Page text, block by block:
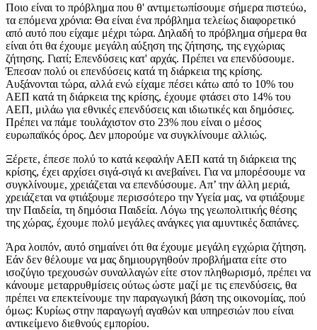
Ποιο είναι το πρόβλημα που θ' αντιμετωπίσουμε σήμερα πιστεύω,
τα επόμενα χρόνια: Θα είναι ένα πρόβλημα τελείως διαφορετικό
από αυτό που είχαμε μέχρι τώρα. Δηλαδή το πρόβλημα σήμερα θα
είναι ότι θα έχουμε μεγάλη αύξηση της ζήτησης, της εγχώριας
ζήτησης. Γιατί; Επενδύσεις κατ' αρχάς. Πρέπει να επενδύσουμε.
Έπεσαν πολύ οι επενδύσεις κατά τη διάρκεια της κρίσης.
Αυξάνονται τώρα, αλλά ενώ είχαμε πέσει κάτω από το 10% του
ΑΕΠ κατά τη διάρκεια της κρίσης, έχουμε φτάσει στο 14% του
ΑΕΠ, μιλάω για εθνικές επενδύσεις και ιδιωτικές και δημόσιες.
Πρέπει να πάμε τουλάχιστον στο 23% που είναι ο μέσος
ευρωπαϊκός όρος. Δεν μπορούμε να συγκλίνουμε αλλιώς.
Ξέρετε, έπεσε πολύ το κατά κεφαλήν ΑΕΠ κατά τη διάρκεια της
κρίσης, έχει αρχίσει σιγά-σιγά κι ανεβαίνει. Για να μπορέσουμε να
συγκλίνουμε, χρειάζεται να επενδύσουμε. Απ’ την άλλη μεριά,
χρειάζεται να φτιάξουμε περισσότερο την Υγεία μας, να φτιάξουμε
την Παιδεία, τη δημόσια Παιδεία. Λόγω της γεωπολιτικής θέσης
της χώρας, έχουμε πολύ μεγάλες ανάγκες για αμυντικές δαπάνες.
Άρα λοιπόν, αυτό σημαίνει ότι θα έχουμε μεγάλη εγχώρια ζήτηση.
Εάν δεν θέλουμε να μας δημιουργηθούν προβλήματα είτε στο
ισοζύγιο τρεχουσών συναλλαγών είτε στον πληθωρισμό, πρέπει να
κάνουμε μεταρρυθμίσεις ούτως ώστε μαζί με τις επενδύσεις, θα
πρέπει να επεκτείνουμε την παραγωγική βάση της οικονομίας, πού
όμως: Κυρίως στην παραγωγή αγαθών και υπηρεσιών που είναι
αντικείμενο διεθνούς εμπορίου.